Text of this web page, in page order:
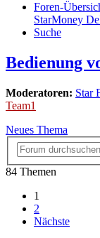
Foren-
StarMoney
Suche
Bedienung
Moderatoren: Star
Team1
Neues Thema
84 Themen
1
2
Nächste